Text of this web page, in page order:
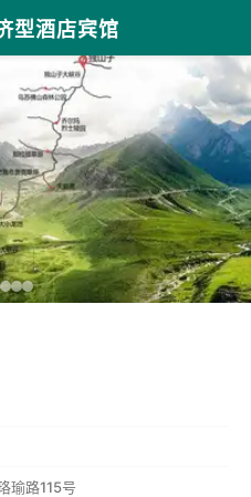
型酒店宾馆
瑜路115号